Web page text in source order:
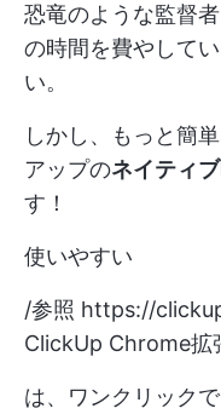
恐竜のような監督
の時間を費やして
い。
しかし、もっと簡
アップのネイティ
す！
使いやすい
/参照 https://
ClickUp Chrome拡
は、ワンクリック